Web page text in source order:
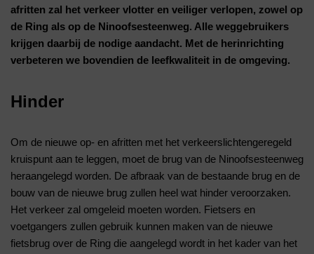
afritten zal het verkeer vlotter en veiliger verlopen, zowel op
de Ring als op de Ninoofsesteenweg. Alle weggebruikers
krijgen daarbij de nodige aandacht. Met de herinrichting
verbeteren we bovendien de leefkwaliteit in de omgeving.
Hinder
Om de nieuwe op- en afritten met het verkeerslichtengeregeld
kruispunt aan te leggen, moet de brug van de Ninoofsesteenweg
heraangelegd worden. De afbraak van de bestaande brug en de
bouw van de nieuwe brug zullen heel wat hinder veroorzaken.
Het verkeer zal omgeleid moeten worden. Fietsers en
voetgangers zullen gebruik kunnen maken van de nieuwe
fietsbrug over de Ring die aangelegd wordt in het kader van het